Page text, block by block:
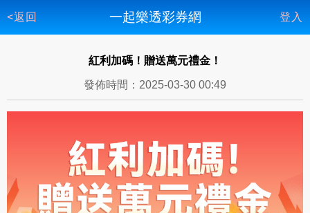
<返回 一起樂透彩券網 登入
紅利加碼！贈送萬元禮金！
發佈時間：2025-03-30 00:49